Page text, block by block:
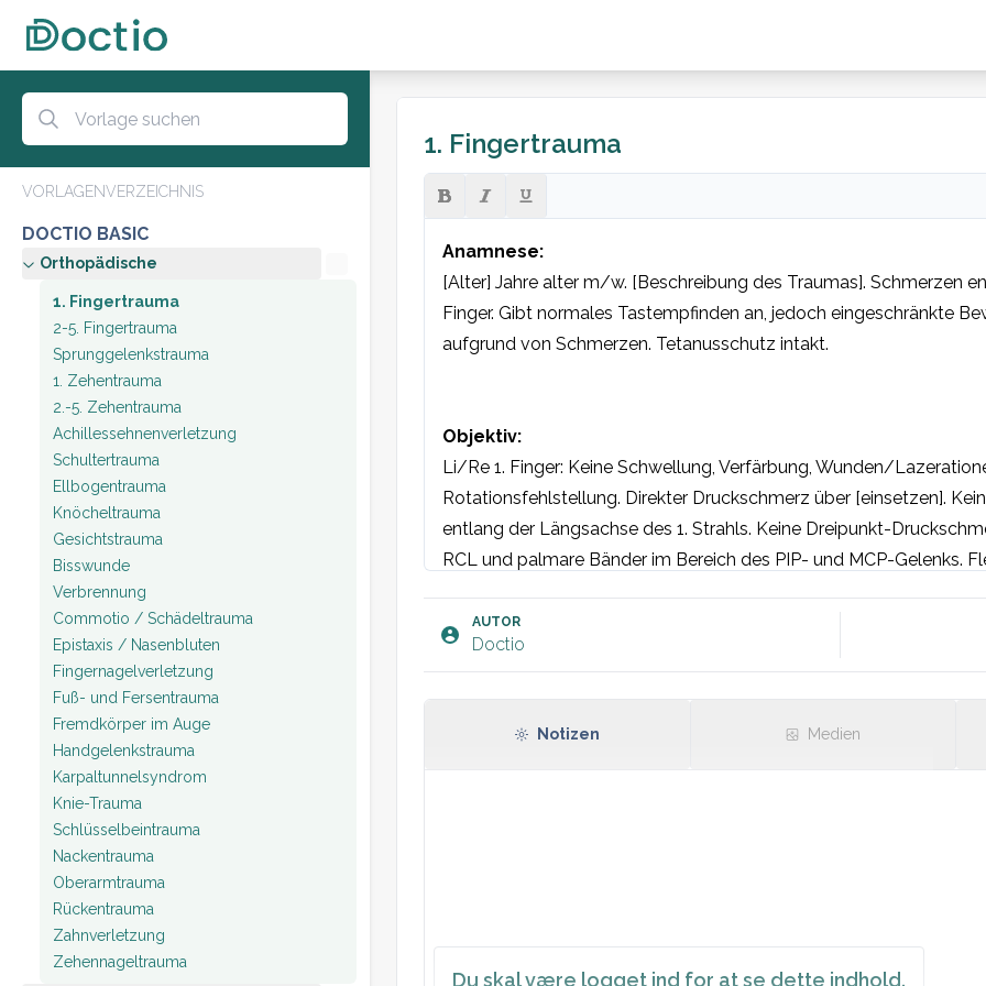
VORLAGENVERZEICHNIS
DOCTIO BASIC
Orthopädische
1. Fingertrauma
2-5. Fingertrauma
Sprunggelenkstrauma
1. Zehentrauma
2.-5. Zehentrauma
Achillessehnenverletzung
Schultertrauma
Ellbogentrauma
Knöcheltrauma
Gesichtstrauma
Bisswunde
Verbrennung
Commotio / Schädeltrauma
Epistaxis / Nasenbluten
Fingernagelverletzung
Fuß- und Fersentrauma
Fremdkörper im Auge
Handgelenkstrauma
Karpaltunnelsyndrom
Knie-Trauma
Schlüsselbeintrauma
Nackentrauma
Oberarmtrauma
Rückentrauma
Zahnverletzung
Zehennageltrauma
1. Fingertrauma
Anamnese:
[Alter] Jahre alter m/w. [Beschreibung des Traumas]. Schmerzen
Finger. Gibt normales Tastempfinden an, jedoch eingeschränkte
aufgrund von Schmerzen. Tetanusschutz intakt.
Objektiv:
Li/Re 1. Finger: Keine Schwellung, Verfärbung, Wunden/
Rotationsfehlstellung. Direkter Druckschmerz über [einsetzen].
entlang der Längsachse des 1. Strahls. Keine Dreipunkt-
RCL und palmare Bänder im Bereich des PIP- und MCP-Gelenks.
Schmerzen. Kein mechanisches Hindernis. Unauffällige
[Einsetzen]
Du skal være logget ind for at se dette indhold.
AUTOR
Doctio
Notizen Medien